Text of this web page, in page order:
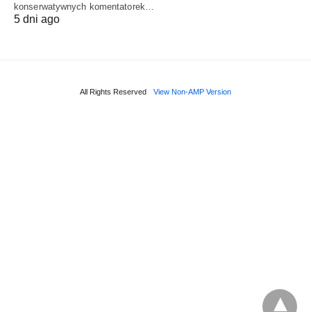
konserwatywnych komentatorek…
5 dni ago
All Rights Reserved View Non-AMP Version